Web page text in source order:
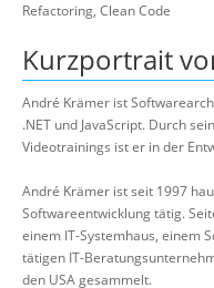
Refactoring, Clean Code
Kurzportrait
André Krämer ist
.NET und JavaScript. Durch
Videotrainings ist er in der
André Krämer ist seit 1997
Softwareentwicklung tätig.
einem IT-Systemhaus, einem
tätigen IT-
den USA gesammelt.